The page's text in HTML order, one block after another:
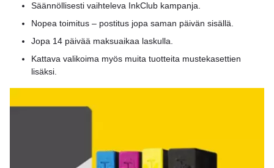
Säännöllisesti vaihteleva InkClub kampanja.
Nopea toimitus – postitus jopa saman päivän sisällä.
Jopa 14 päivää maksuaikaa laskulla.
Kattava valikoima myös muita tuotteita mustekasettien
lisäksi.